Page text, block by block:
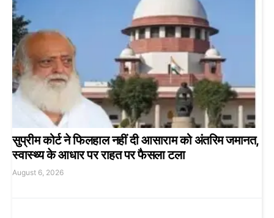
सुप्रीम कोर्ट ने फिलहाल नहीं दी आसाराम को अंतरिम जमानत,
स्वास्थ्य के आधार पर राहत पर फैसला टला
August 6, 2026